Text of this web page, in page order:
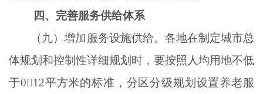
四、完善服务供给体系
（九）增加服务设施供给。各地在制定城市总
体规划和控制性详细规划时，要按照人均用地不低
于012平方米的标准，分区分级规划设置养老服